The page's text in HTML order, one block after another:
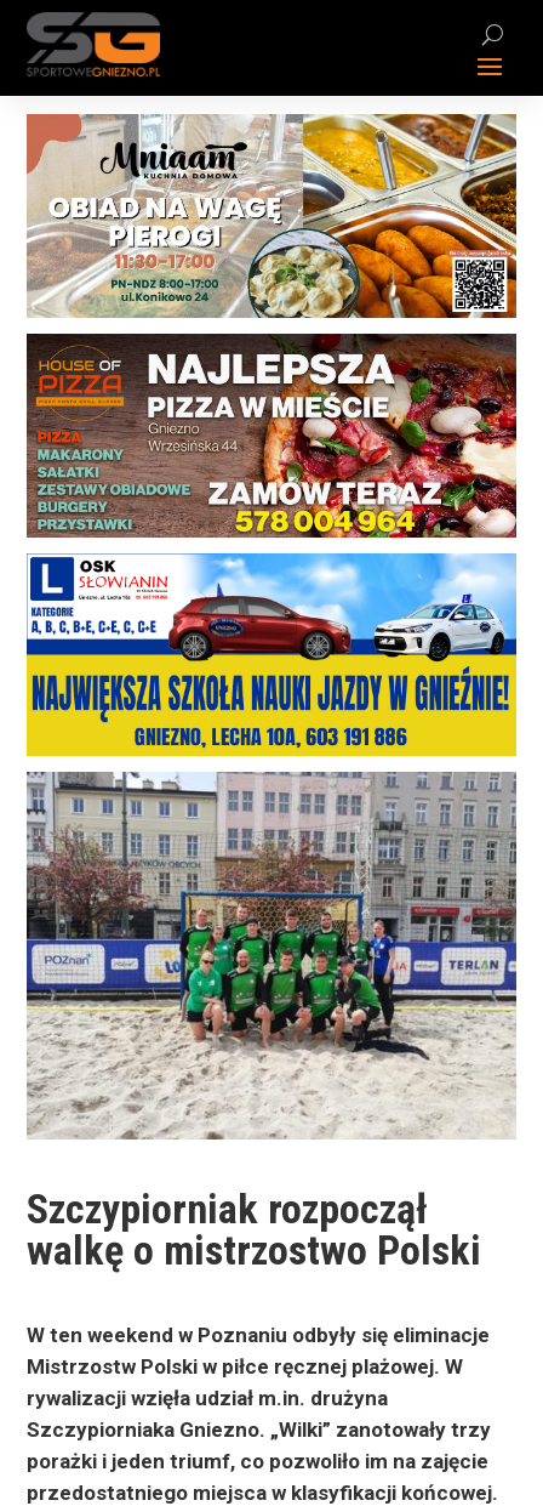
Szczypiorniak rozpoczął
walkę o mistrzostwo Polski
W ten weekend w Poznaniu odbyły się eliminacje
Mistrzostw Polski w piłce ręcznej plażowej. W
rywalizacji wzięła udział m.in. drużyna
Szczypiorniaka Gniezno. „Wilki” zanotowały trzy
porażki i jeden triumf, co pozwoliło im na zajęcie
przedostatniego miejsca w klasyfikacji końcowej.